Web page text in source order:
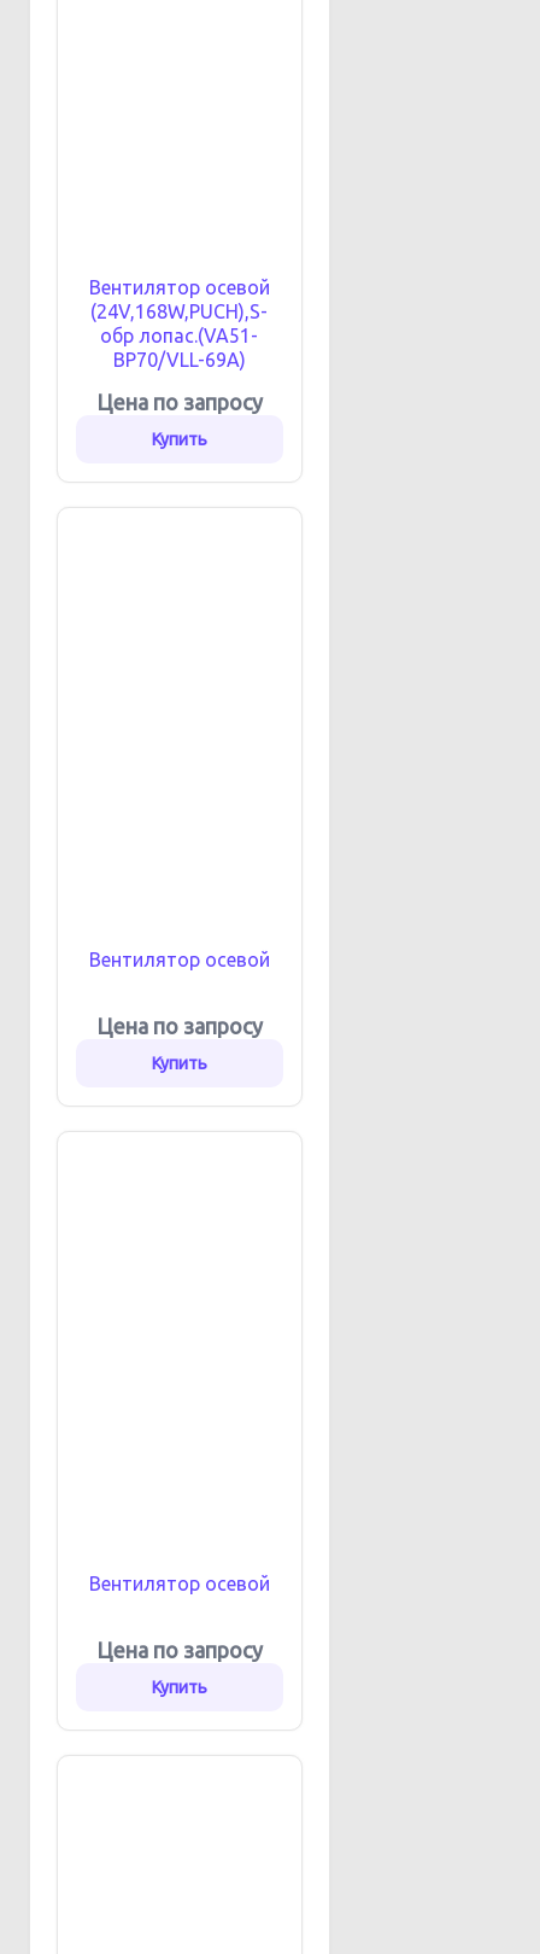
Вентилятор осевой
(24V,168W,PUCH),S-
обр лопас.(VA51-
BP70/VLL-69А)
Цена по запросу
Купить
Вентилятор осевой
Цена по запросу
Купить
Вентилятор осевой
Цена по запросу
Купить